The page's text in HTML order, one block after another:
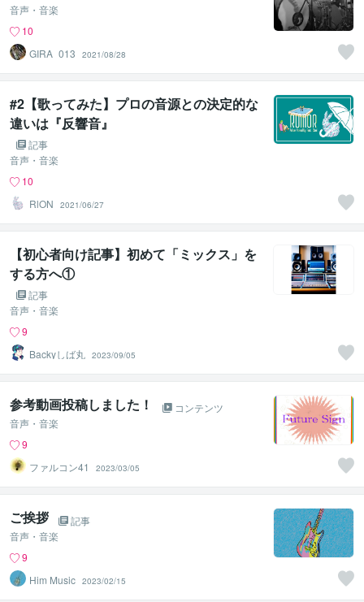
音声・音楽
10
GIRA_013
2021/08/28
#2【歌ってみた】プロの音源との決定的な
違いは『反響音』
記事
音声・音楽
10
RlON
2021/06/27
【初心者向け記事】初めて「ミックス」を
する方へ①
記事
音声・音楽
9
Backyしば丸 2023/09/05
参考動画投稿しました！
コンテンツ
音声・音楽
9
ファルコン41
2023/03/05
ご挨拶
記事
音声・音楽
9
Him Music 2023/02/15